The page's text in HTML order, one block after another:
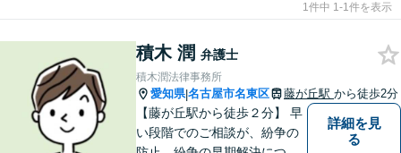
1件中 1-1件を表示
積木 潤 弁護士
積木潤法律事務所
愛知県|名古屋市名東区 藤が丘駅 から徒歩2分
【藤が丘駅から徒歩２分】 早
い段階でのご相談が、紛争の
詳細を見
る